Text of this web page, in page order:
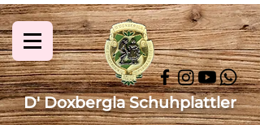
D' Doxbergla Schuhplattler